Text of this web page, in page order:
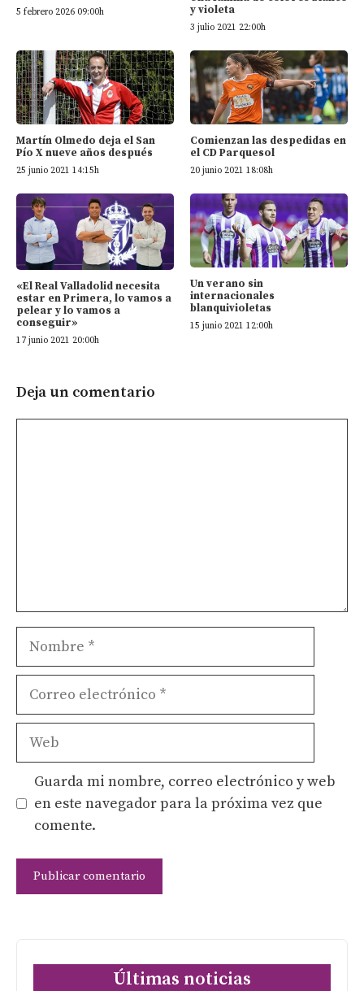
5 febrero 2026 09:00h
y violeta
3 julio 2021 22:00h
Martín Olmedo deja el San
Pío X nueve años después
25 junio 2021 14:15h
Comienzan las despedidas en
el CD Parquesol
20 junio 2021 18:08h
«El Real Valladolid necesita
estar en Primera, lo vamos a
pelear y lo vamos a
conseguir»
17 junio 2021 20:00h
Un verano sin
internacionales
blanquivioletas
15 junio 2021 12:00h
Deja un comentario
Nombre
Correo
Web
Guarda mi nombre, correo electrónico y web
en este navegador para la próxima vez que
comente.
Últimas noticias